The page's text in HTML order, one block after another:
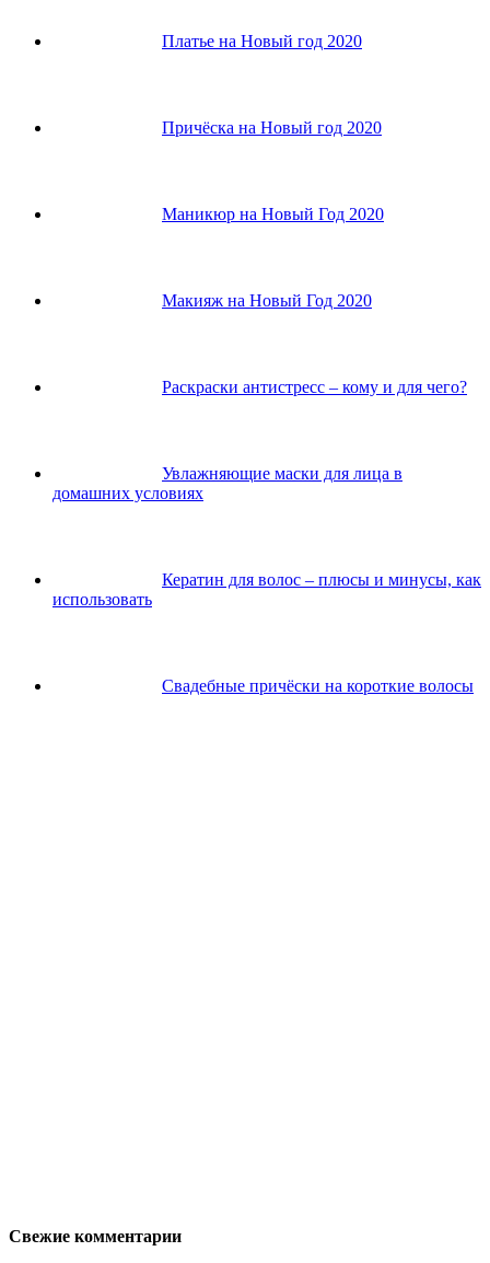
Платье на Новый год 2020
Причёска на Новый год 2020
Маникюр на Новый Год 2020
Макияж на Новый Год 2020
Раскраски антистресс – кому и для чего?
Увлажняющие маски для лица в
домашних условиях
Кератин для волос – плюсы и минусы, как
использовать
Свадебные причёски на короткие волосы
Свежие комментарии